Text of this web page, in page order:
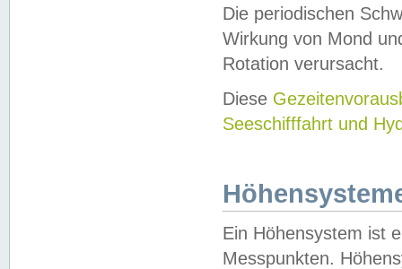
Die periodischen
Wirkung von Mond
Rotation verursacht.
Diese
Seeschifffahrt und
Ein Höhensystem ist
Messpunkten.